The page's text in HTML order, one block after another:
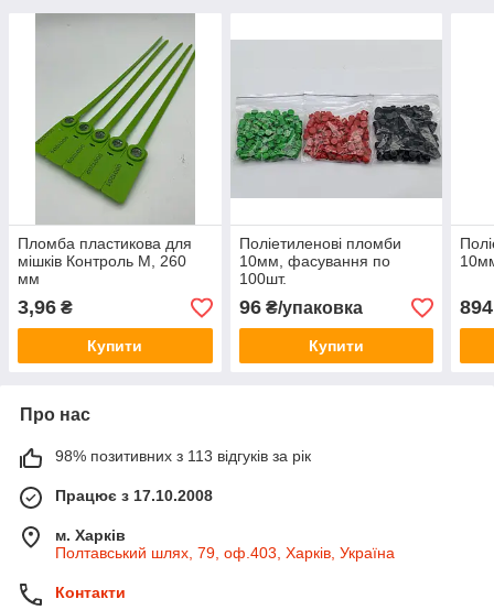
Пломба пластикова для
мішків Контроль М, 260
мм
3,96 ₴
Купити
Поліетиленові пломби
10мм, фасування по
100шт.
96₴/упаковка
Купити
894
Про нас
98% позитивних з 113 відгуків за рік
Працює з 17.10.2008
м. Харків
Полтавський шлях, 79, оф.403, Харків, Україна
Контакти